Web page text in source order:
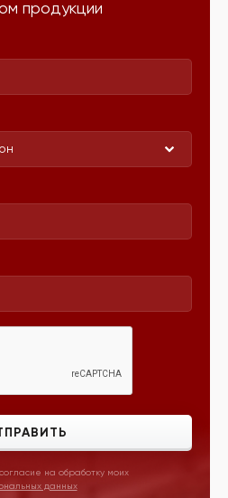
продукции
на обработку моих
данных